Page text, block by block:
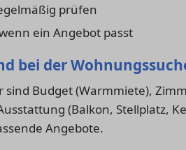
prüfen
ein Angebot passt
bei der
sind Budget (Warmmiete),
(Balkon, Stellplatz,
Angebote.